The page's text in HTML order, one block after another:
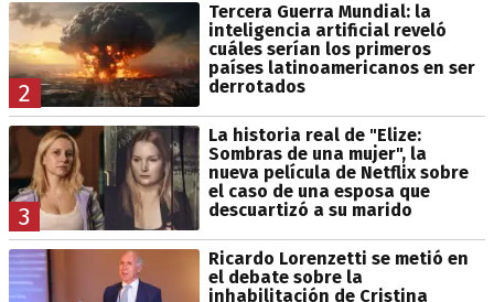
2
Tercera Guerra Mundial: la
inteligencia artificial reveló
cuáles serían los primeros
países latinoamericanos en ser
derrotados
3
La historia real de "Elize:
Sombras de una mujer", la
nueva película de Netflix sobre
el caso de una esposa que
descuartizó a su marido
Ricardo Lorenzetti se metió en
el debate sobre la
inhabilitación de Cristina